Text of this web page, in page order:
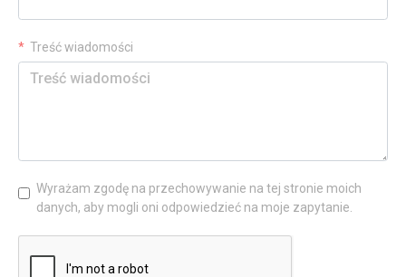
Treść wiadomości
Wyrażam zgodę na przechowywanie na tej stronie moich
danych, aby mogli oni odpowiedzieć na moje zapytanie.